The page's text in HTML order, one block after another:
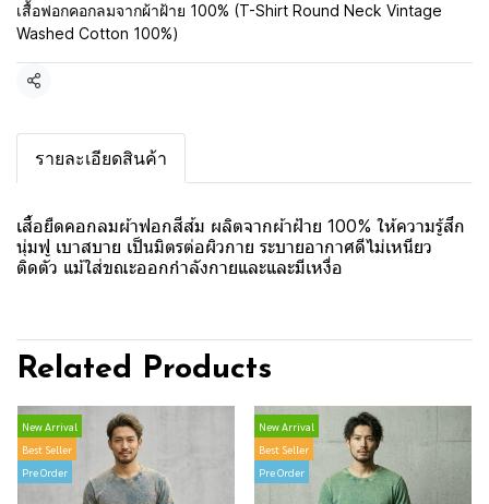
เสื้อฟอกคอกลมจากผ้าฝ้าย 100% (T-Shirt Round Neck Vintage
Washed Cotton 100%)
Share
รายละเอียดสินค้า
เสื้อยืดคอกลมผ้าฟอกสีส้ม ผลิตจากผ้าฝ้าย 100% ให้ความรู้สึก
นุ่มฟู เบาสบาย เป็นมิตรต่อผิวกาย ระบายอากาศดีไม่เหนียว
ติดตัว แม้ใส่ขณะออกกำลังกายและและมีเหงื่อ
Related Products
New Arrival
Best Seller
Pre Order
New Arrival
Best Seller
Pre Order